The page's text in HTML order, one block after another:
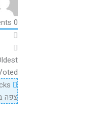
0
צפה